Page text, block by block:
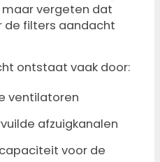
vergeten dat
de filters aandacht
ontstaat vaak door:
ventilatoren
afzuigkanalen
voor de